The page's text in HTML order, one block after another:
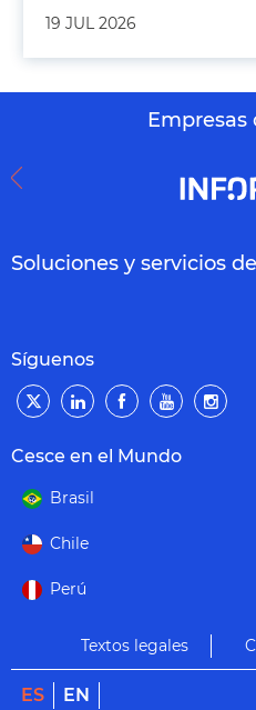
19 JUL 2026
Empresas
Soluciones y servicios
Síguenos
Cesce en el Mundo
Brasil
Chile
Perú
Textos legales
ES EN